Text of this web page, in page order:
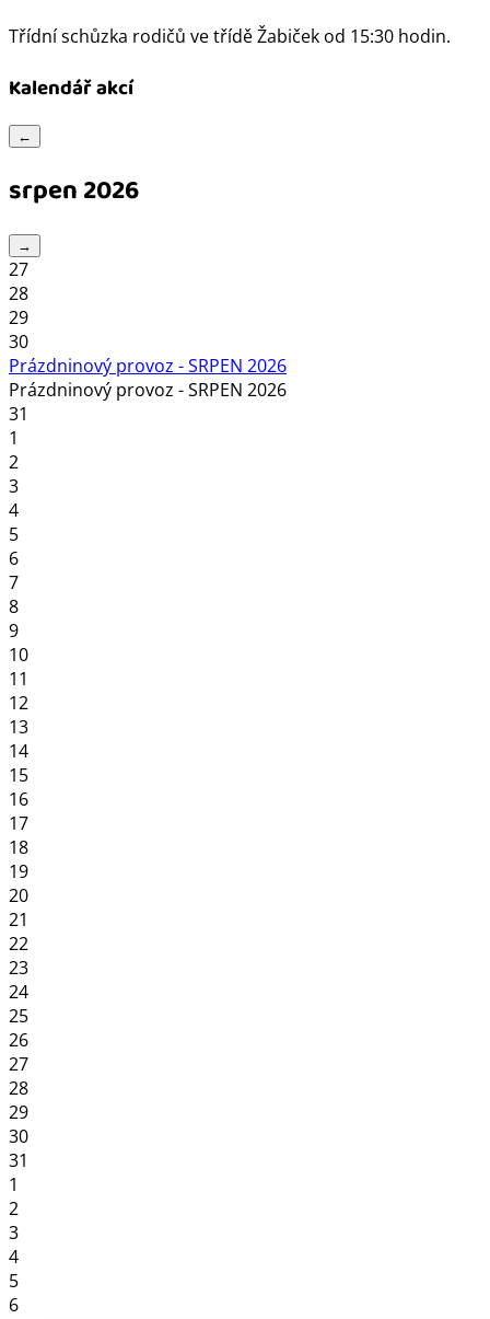
Třídní schůzka rodičů ve třídě Žabiček od 15:30 hodin.
Kalendář akcí
←
srpen 2026
→
27
28
29
30
Prázdninový provoz - SRPEN 2026
Prázdninový provoz - SRPEN 2026
31
1
2
3
4
5
6
7
8
9
10
11
12
13
14
15
16
17
18
19
20
21
22
23
24
25
26
27
28
29
30
31
1
2
3
4
5
6